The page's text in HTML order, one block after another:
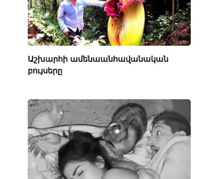
Աշխարհի ամենաանհավանական
բույսերը